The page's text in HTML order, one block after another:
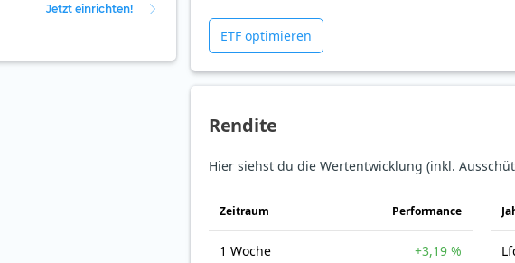
Jetzt einrichten!
ETF optimieren
Rendite
Hier siehst du die Wertentwicklung (inkl.
Zeit­raum Perfor­mance
1 Woche +3,19 %